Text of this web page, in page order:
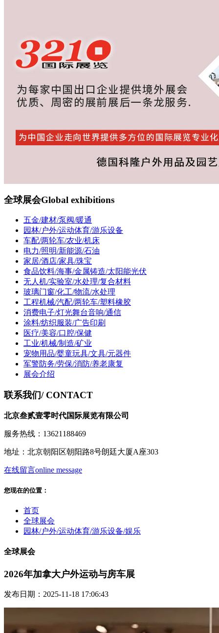
全球展会Global exhibitions
五金/建材/泵阀/暖通
园林/户外/运动体育/游乐设备
车配/两轮车/农业/机床
电力/照明/新能源/石油
家居/酒店/家具/珠宝
食品饮料/海事/金属铸造/太阳能光伏
无人机/实验室/水处理/复合材料
玻璃门窗/化工/物流/水处理
工程机械/汽配/两轮车/塑料橡胶
消费电子/灯光舞台音响/通信
涂料/纺织服装/广告印刷
医疗/美容/口腔/保健
工业/机械/制造/矿业
宠物用品/婴童玩具/文具/元器件
军警防务/劳保/消防/养老康复
展会介绍
联系我们/ CONTACT
北京叁贰壹零时代国际展览有限公司
服务热线：13621188469
地址：北京朝阳区朝阳路8号朗廷大厦A座303
在线留言online message
您现在的位置：
首页
全球展会
园林/户外/运动体育/游乐设备/娱乐
全球展会
2026年加拿大户外运动与房车展
发布日期：2025-11-18 17:06:43